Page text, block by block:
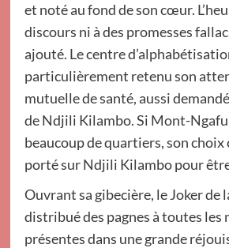
et noté au fond de son cœur.
discours ni à des promesses
ajouté. Le centre
particulièrement retenu son
mutuelle de santé, aussi
de Ndjili Kilambo. Si Mont-
beaucoup de quartiers, son choix
porté sur Ndjili Kilambo pour être
Ouvrant sa gibecière, le Joker de
distribué des pagnes à toutes les
présentes dans une grande